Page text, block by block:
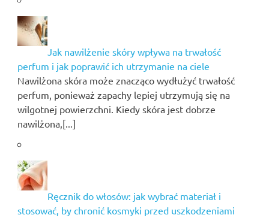
Jak nawilżenie skóry wpływa na trwałość
perfum i jak poprawić ich utrzymanie na ciele
Nawilżona skóra może znacząco wydłużyć trwałość
perfum, ponieważ zapachy lepiej utrzymują się na
wilgotnej powierzchni. Kiedy skóra jest dobrze
nawilżona,[...]
Ręcznik do włosów: jak wybrać materiał i
stosować, by chronić kosmyki przed uszkodzeniami